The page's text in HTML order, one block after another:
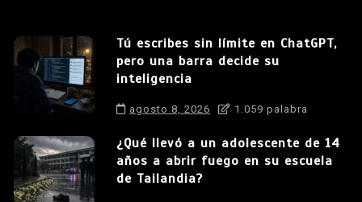
Tú escribes sin límite en ChatGPT,
pero una barra decide su
inteligencia
agosto 8, 2026 1.059 palabra
¿Qué llevó a un adolescente de 14
años a abrir fuego en su escuela
de Tailandia?